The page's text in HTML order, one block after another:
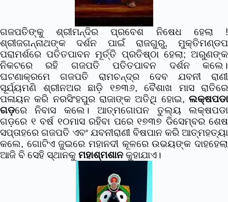
ଗଜପତିଙ୍କୁ ଶ୍ରୀମନ୍ଦିର ପ୍ରବେଶ ନିଷେଧ ହେଲା !
ଶ୍ରୀଜଗନ୍ନାଥଙ୍କ ଦର୍ଶନ ପାଇଁ ରାଜଗୁରୁ, ମୁକ୍ତିମଣ୍ଡପ
ପରାମର୍ଶରେ ପତିତପାବନ ମୂର୍ତ୍ତି ପ୍ରତିଷ୍ଠା ହେଲା; ଅରୁଣଙ୍କ
ନିକଟରେ ରହି ଗଜପତି ପତିତପାବନ ଦର୍ଶନ କଲେ।
ଘଟଣାକ୍ରମେ ଗଜପତି ରାମଚନ୍ଦ୍ର ଦେବ ଯବନୀ ରାଣୀ
ସୂର୍ଯ୍ୟମଣି ଶ୍ରୀନଅର ଛାଡ଼ି ୧୭୩୬, ବୈଶାଖ ମାସ ରାତିରେ
ପଳାୟନ କରି ନରସିଂହପୁର ରାଜାଙ୍କ ଅତିଥି ହୋଇ, ଲକ୍ଷପଡା
ଗଡ଼ରେ ନିବାସ କଲେ।ଆତ୍ମଗୋପନ ତୁଲ୍ୟ ଲକ୍ଷପଡା
ଗଡ଼ରେ ୧ ବର୍ଷ ୧୦ମାସ ରହିବା ପରେ ୧୭୩୭ ଡିସେମ୍ବର ଶେଷ
ସପ୍ତାହରେ ଗଜପତି ଏବଂ ଯବନୀରାଣୀ ବିଷପାନ କରି ଆତ୍ମହତ୍ୟା
କଲେ, ଗୋଟିଏ ଜୁଇରେ ମହାନଦୀ କୂଳରେ ଉଭୟଙ୍କ ଦା‌ହହେଲା
ଆଜି ବି ସେହି ସ୍ଥାନକୁ ମହାଶ୍ମଶାନ କୁହାଯାଏ।